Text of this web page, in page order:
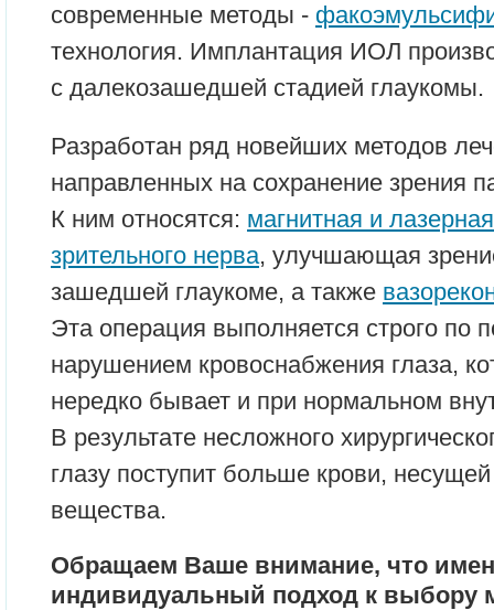
современные методы -
технология. Имплантация ИОЛ
с далекозашедшей стадией глаукомы.
Разработан ряд новейших методов
направленных на сохранение зрения
К ним относятся: магнитная и
зрительного нерва, улучшающая
зашедшей глаукоме, а также
Эта операция выполняется строго по
нарушением кровоснабжения глаза,
нередко бывает и при нормальном
В результате несложного
глазу поступит больше крови,
вещества.
Обращаем Ваше внимание, что
индивидуальный подход к выбору